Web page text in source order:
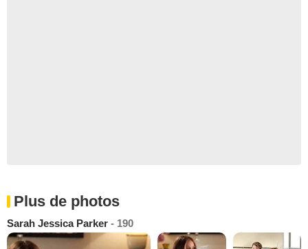
Plus de photos
Sarah Jessica Parker - 190